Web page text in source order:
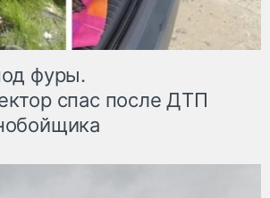
фуры.
спас после ДТП